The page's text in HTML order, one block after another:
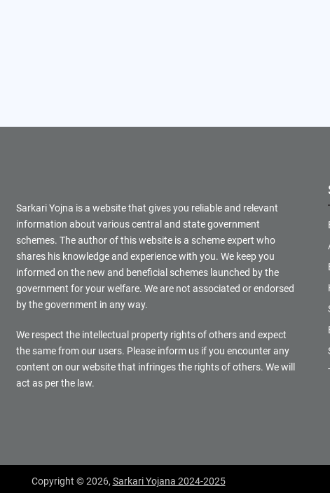
Sarkari Yojna is a website that gives you reliable and relevant
information about various central and state government
schemes. The author of this website is a scheme expert who
shares his knowledge and experience with you. We keep you
informed on the new and beneficial schemes launched by the
government for your welfare. We are not associated or endorsed
by the government in any way.
We respect the intellectual property rights of others and expect
the same from our users. Please inform us if you encounter any
content on our website that infringes the rights of others. We will
act as per the law.
Copyright © 2026, Sarkari Yojana 2024-2025